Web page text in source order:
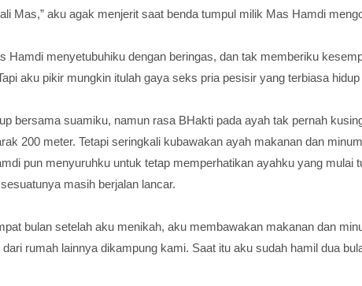
Mas,” aku agak menjerit saat benda tumpul milik Mas Hamdi
Hamdi menyetubuhiku dengan beringas, dan tak memberiku
aku pikir mungkin itulah gaya seks pria pesisir yang terbiasa
bersama suamiku, namun rasa BHakti pada ayah tak pernah
200 meter. Tetapi seringkali kubawakan ayah makanan dan
pun menyuruhku untuk tetap memperhatikan ayahku yang mulai
masih berjalan lancar.
bulan setelah aku menikah, aku membawakan makanan dan
rumah lainnya dikampung kami. Saat itu aku sudah hamil dua